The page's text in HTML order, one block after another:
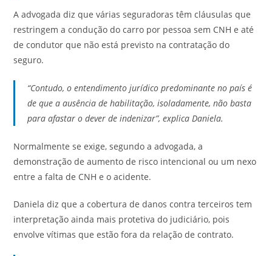
A advogada diz que várias seguradoras têm cláusulas que
restringem a condução do carro por pessoa sem CNH e até
de condutor que não está previsto na contratação do
seguro.
“Contudo, o entendimento jurídico predominante no país é
de que a ausência de habilitação, isoladamente, não basta
para afastar o dever de indenizar”, explica Daniela.
Normalmente se exige, segundo a advogada, a
demonstração de aumento de risco intencional ou um nexo
entre a falta de CNH e o acidente.
Daniela diz que a cobertura de danos contra terceiros tem
interpretação ainda mais protetiva do judiciário, pois
envolve vítimas que estão fora da relação de contrato.